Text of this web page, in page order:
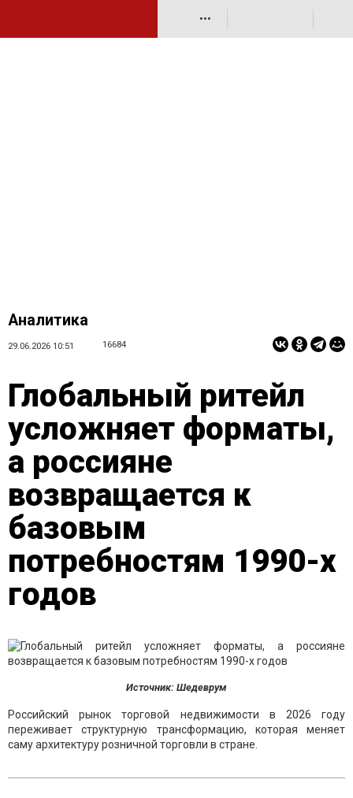
•••
Аналитика
29.06.2026 10:51 16684
Глобальный ритейл
усложняет форматы,
а россияне
возвращается к
базовым
потребностям 1990-х
годов
Источник: Шедеврум
Российский рынок торговой недвижимости в 2026 году
переживает структурную трансформацию, которая меняет
саму архитектуру розничной торговли в стране.